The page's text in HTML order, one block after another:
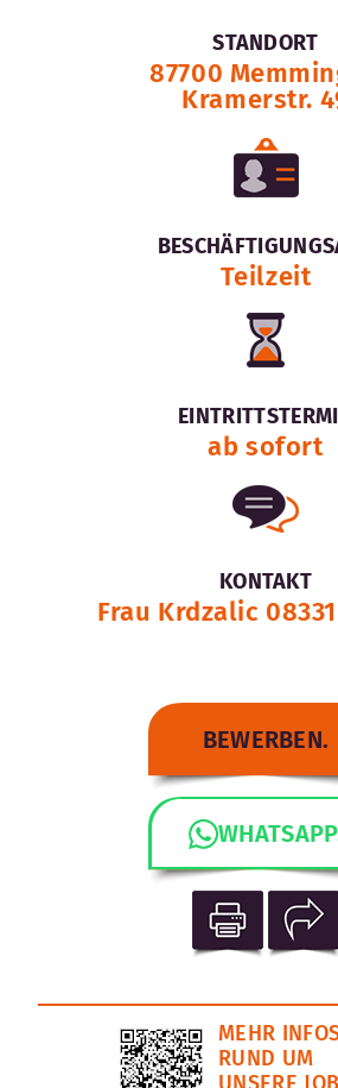
STANDORT
87700
Kramerstr.
Teilzeit
ab sofort
KONTAKT
Frau Krdzalic
BEWERBEN.
MEHR
RUND UM